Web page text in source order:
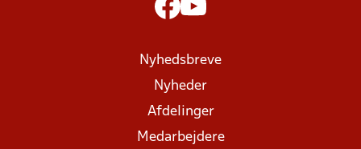
Nyhedsbreve
Nyheder
Afdelinger
Medarbejdere